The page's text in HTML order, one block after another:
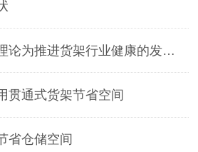
论为推进货架行业健康的发展作
贯通式货架节省空间
省仓储空间